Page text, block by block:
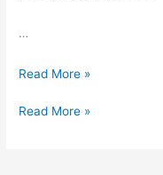
…
Read More »
Read More »